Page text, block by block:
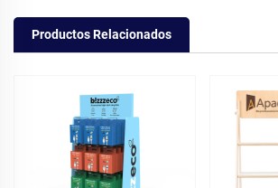
Productos Relacionados